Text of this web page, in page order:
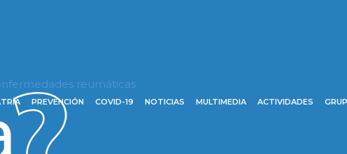
reumáticas
PREVENCIÓN COVID-19 NOTICIAS MULTIMEDIA ACTIVIDADES